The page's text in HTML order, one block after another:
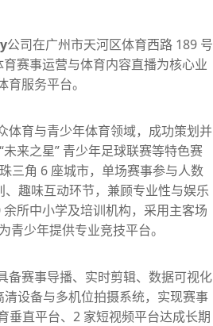
公司在广州市天河区体育西路 189 号
赛事运营与体育内容直播为核心业
服务平台。
体育与青少年体育领域，成功策划并
来之星” 青少年足球联赛等特色赛
三角 6 座城市，单场赛事参与人数
趣味互动环节，兼顾专业性与娱乐
所中小学及培训机构，采用主客场
青少年提供专业竞技平台。
备赛事导播、实时剪辑、数据可视化
设备与多机位拍摄系统，实现赛事
垂直平台、2 家短视频平台达成长期